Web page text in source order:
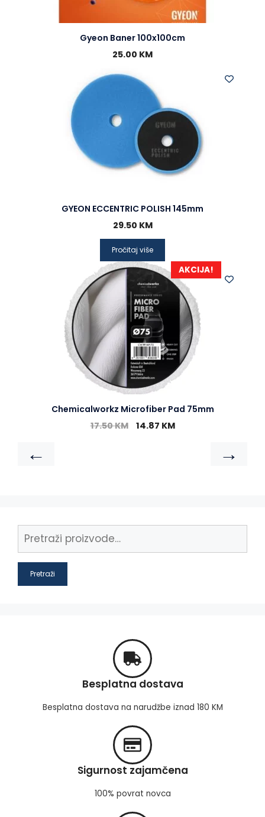
Gyeon Baner 100x100cm
25.00 KM
GYEON ECCENTRIC POLISH 145mm
29.50 KM
Pročitaj više
AKCIJA!
Chemicalworkz Microfiber Pad 75mm
17.50KM 14.87 KM
← →
Pretraži
Besplatna dostava
Besplatna dostava na narudžbe iznad 180 KM
Sigurnost zajamčena
100% povrat novca